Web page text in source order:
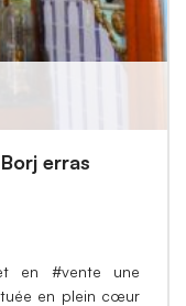
erras
en #vente une
en plein cœur